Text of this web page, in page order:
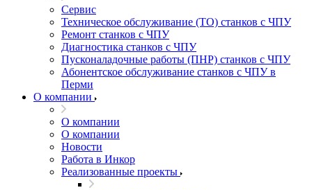
Сервис
Техническое обслуживание (ТО) станков с ЧПУ
Ремонт станков с ЧПУ
Диагностика станков с ЧПУ
Пусконаладочные работы (ПНР) станков с ЧПУ
Абонентское обслуживание станков с ЧПУ в
Перми
О компании
О компании
О компании
Новости
Работа в Инкор
Реализованные проекты